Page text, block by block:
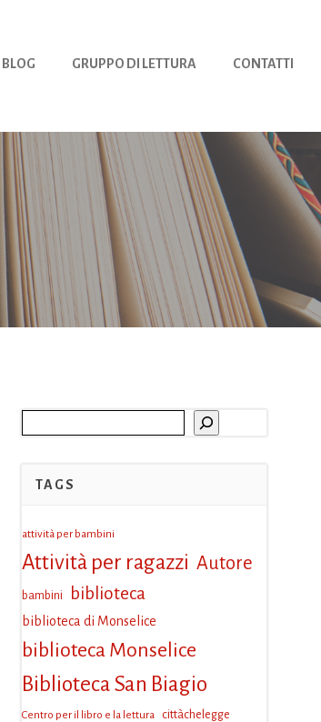
BLOG GRUPPO DI LETTURA CONTATTI
TAGS
attività per bambini
Attività per ragazzi Autore
bambini biblioteca
biblioteca di Monselice
biblioteca Monselice
Biblioteca San Biagio
Centro per il libro e la lettura cittàchelegge